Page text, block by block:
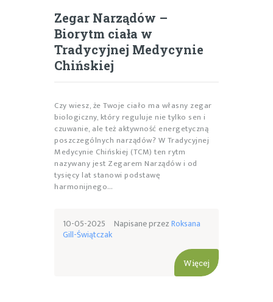
Zegar Narządów –
Biorytm ciała w
Tradycyjnej Medycynie
Chińskiej
Czy wiesz, że Twoje ciało ma własny zegar
biologiczny, który reguluje nie tylko sen i
czuwanie, ale też aktywność energetyczną
poszczególnych narządów? W Tradycyjnej
Medycynie Chińskiej (TCM) ten rytm
nazywany jest Zegarem Narządów i od
tysięcy lat stanowi podstawę
harmonijnego…
10-05-2025 Napisane przezRoksana
Gill-Świątczak
Więcej